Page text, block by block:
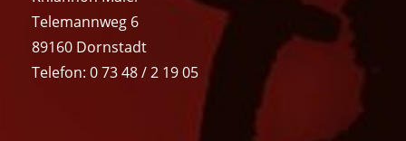
Telemannweg 6
89160 Dornstadt
Telefon: 0 73 48 / 2 19 05